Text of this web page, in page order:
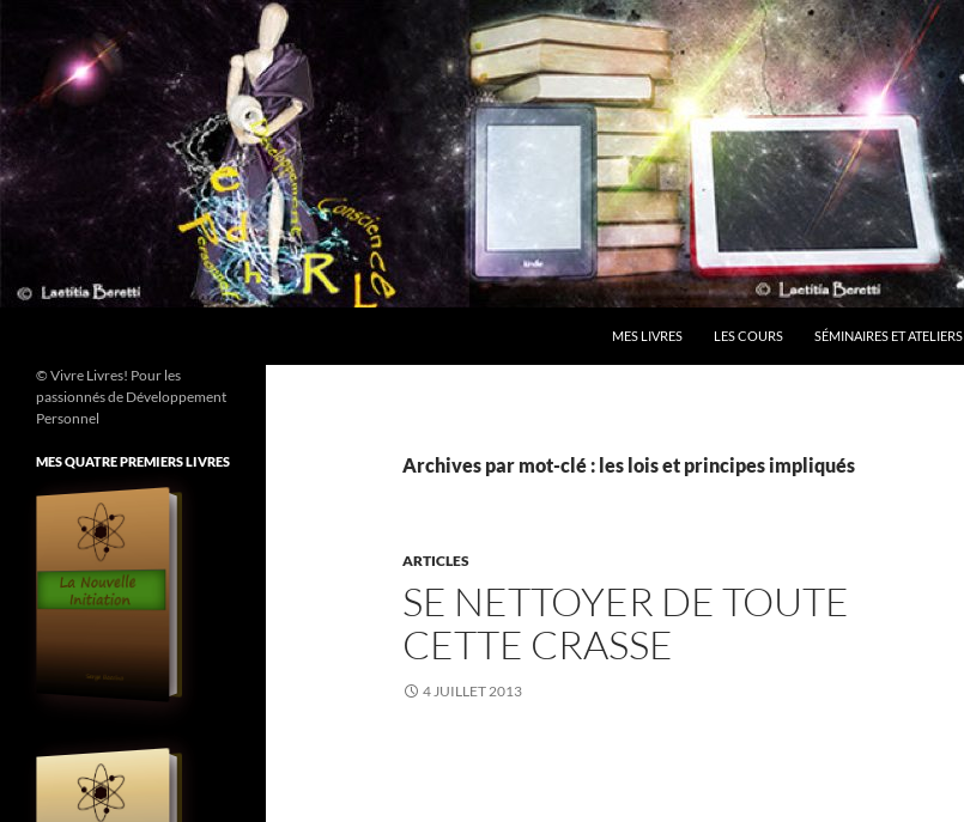
contenu
MES LIVRES LES COURS SÉMINAIRES ET ATELIERS
Archives par mot-clé : les lois et principes impliqués
ARTICLES
SE NETTOYER DE TOUTE
CETTE CRASSE
4 JUILLET 2013
© Vivre Livres! Pour les
passionnés de Développement
Personnel
MES QUATRE PREMIERS LIVRES